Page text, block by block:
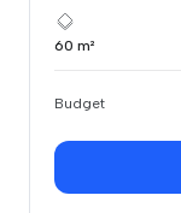
60 m²
Budget